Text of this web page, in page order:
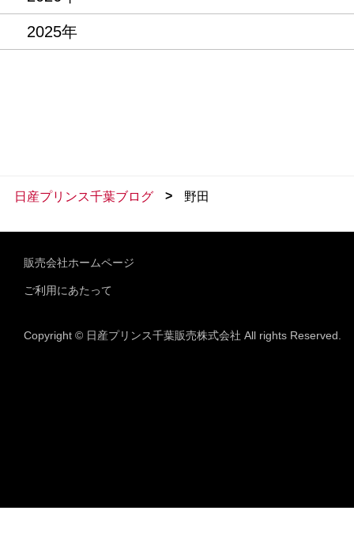
2025年
日産プリンス千葉ブログ > 野田
販売会社ホームページ
ご利用にあたって
Copyright © 日産プリンス千葉販売株式会社 All rights Reserved.